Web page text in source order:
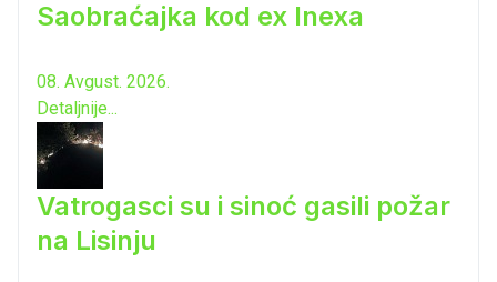
Saobraćajka kod ex Inexa
08. Avgust. 2026.
Detaljnije...
Vatrogasci su i sinoć gasili požar
na Lisinju